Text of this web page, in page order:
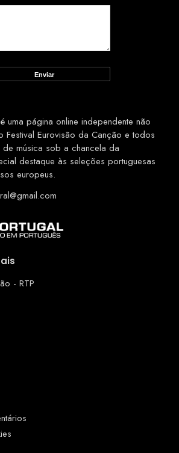
uma página online independente não
Eurovisão da Canção e todos
música sob a chancela da
destaque às seleções portuguesas
europeus.
- RTP